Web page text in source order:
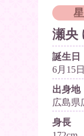
瀬央
誕生日
6月15日
出身地
広島県
身長